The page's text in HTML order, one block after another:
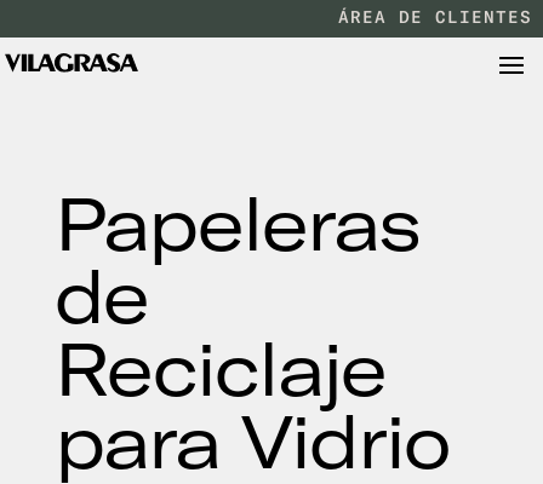
ÁREA DE CLIENTES
Papeleras
de
Reciclaje
para Vidrio